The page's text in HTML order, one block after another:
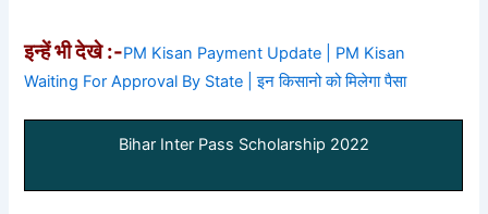
इन्हें भी देखे :-PM Kisan Payment Update | PM Kisan
Waiting For Approval By State | इन किसानो को मिलेगा पैसा
Bihar Inter Pass Scholarship 2022